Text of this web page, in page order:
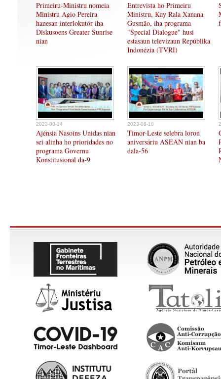
Primeiru-Ministru nomeia
Ministru Agio Pereira
hanesan interlokutór iha
Diskusoens Greater Sunrise
nian
Entrevista ho Primeiru
Ministru, Kay Rala Xanana
Gusmão, iha programa
"Special Dialogue" husi
estasaun televizaun Repúblika
Indonézia (TVRI)
2023-08-14
Ajénsia Nasoins Unidas nian
sei alinha ho prioridades no
programa Governu
Konstitusional da-9
2023-08-10
Timor-Leste selebra loron
aniversáriu ASEAN nian ba
dala-56